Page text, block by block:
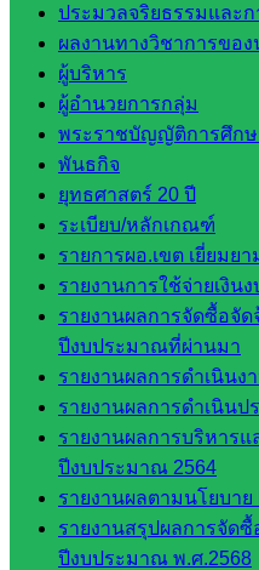
ประมวลจริยธรรมและ
ผลงานทางวิชาการขอ
ผู้บริหาร
ผู้อำนวยการกลุ่ม
พระราชบัญญัติการศึกษ
พันธกิจ
ยุทธศาสตร์ 20 ปี
ระเบียบ/หลักเกณฑ์
รายการผอ.เขต เยี่ยมย
รายงานการใช้จ่ายเงิน
รายงานผลการจัดซื้อจั
ปีงบประมาณที่ผ่านมา
รายงานผลการดำเนิน
รายงานผลการดำเนินป
รายงานผลการบริหาร
ปีงบประมาณ 2564
รายงานผลตามนโยบาย
รายงานสรุปผลการจัด
ปีงบประมาณ พ.ศ.2568
และแผน
กลุ่มส่ง
เสริมการ
จัดการ
ศึกษา
กลุ่ม
บริหาร
งาน
บุคคล
กลุ่ม
พัฒนาครู
และบุ
คลากรฯ
กลุ่มนิ
เทศ
ติดตาม
และประ
เมินผลฯ